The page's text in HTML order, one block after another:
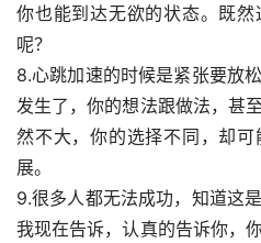
你也能到达无欲的状态。既
呢？
8.心跳加速的时候是紧张要放
发生了，你的想法跟做法，甚
然不大，你的选择不同，却可
展。
9.很多人都无法成功，知道这
我现在告诉，认真的告诉你，